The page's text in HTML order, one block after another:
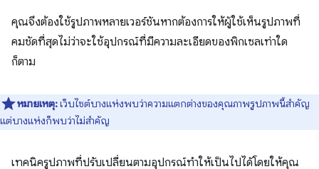
คุณจึงต้องใช้รูปภาพหลายเวอร์ชันหากต้องการให้ผู้ใช้เห็นรูปภาพที่
คมชัดที่สุดไม่ว่าจะใช้อุปกรณ์ที่มีความละเอียดของพิกเซลเท่าใด
ก็ตาม
หมายเหตุ:เว็บไซต์บางแห่งพบว่าความแตกต่างของคุณภาพรูปภาพนี้สำคัญ
แต่บางแห่งก็พบว่าไม่สำคัญ
เทคนิครูปภาพที่ปรับเปลี่ยนตามอุปกรณ์ทําให้เป็นไปได้โดยให้คุณ